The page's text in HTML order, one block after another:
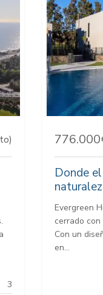
3
Donde
Evergreen
cerrado
Con un
en...